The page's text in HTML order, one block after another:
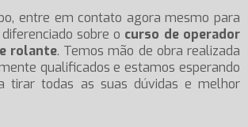
entre em contato agora mesmo para
sobre o curso de operador
rolante. Temos mão de obra realizada
qualificados e estamos esperando
tirar todas as suas dúvidas e melhor